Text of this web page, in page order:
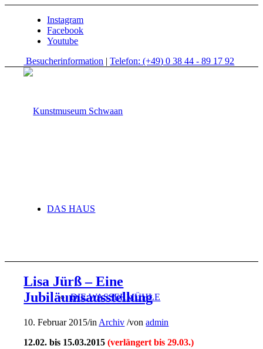
Instagram
Facebook
Youtube
Besucherinformation |Telefon: (+49) 0 38 44 - 89 17 92
DAS HAUS
DIE WASSERMÜHLE
Lisa Jürß – Eine
Jubiläumsausstellung
10. Februar 2015/in Archiv /vonadmin
12.02. bis 15.03.2015(verlängert bis 29.03.)